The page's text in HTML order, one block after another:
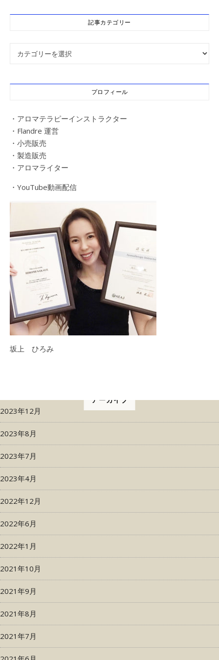
記事カテゴリー
記事カテゴリー
プロフィール
・アロマテラピーインストラクター
・Flandre 運営
・小売販売
・製造販売
・アロマライター
・YouTube動画配信
坂上 ひろみ
アーカイブ
2023年12月
2023年8月
2023年7月
2023年4月
2022年12月
2022年6月
2022年1月
2021年10月
2021年9月
2021年8月
2021年7月